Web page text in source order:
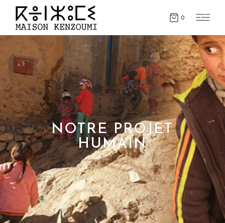
0
NOTRE PROJET
HUMAIN